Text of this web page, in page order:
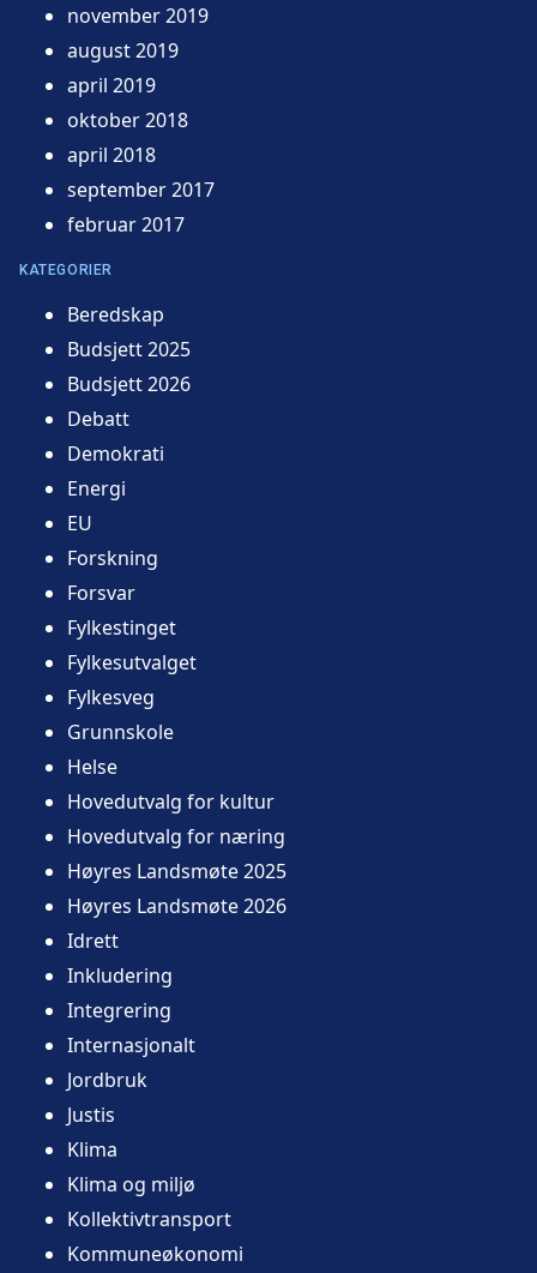
november 2019
august 2019
april 2019
oktober 2018
april 2018
september 2017
februar 2017
KATEGORIER
Beredskap
Budsjett 2025
Budsjett 2026
Debatt
Demokrati
Energi
EU
Forskning
Forsvar
Fylkestinget
Fylkesutvalget
Fylkesveg
Grunnskole
Helse
Hovedutvalg for kultur
Hovedutvalg for næring
Høyres Landsmøte 2025
Høyres Landsmøte 2026
Idrett
Inkludering
Integrering
Internasjonalt
Jordbruk
Justis
Klima
Klima og miljø
Kollektivtransport
Kommuneøkonomi